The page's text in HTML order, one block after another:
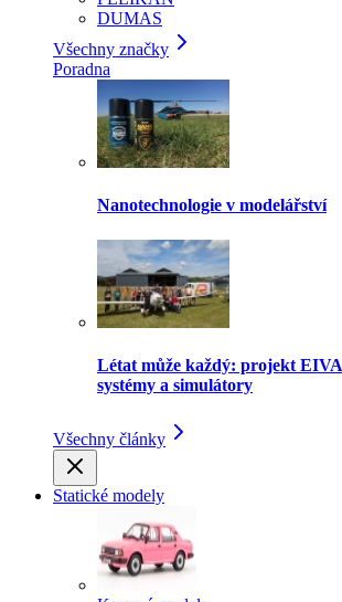
DUMAS
Všechny značky
Poradna
Nanotechnologie v modelářství
Létat může každý: projekt
systémy a simulátory
Všechny články
Statické modely